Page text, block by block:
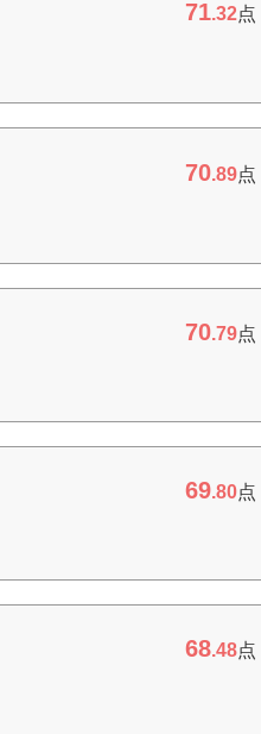
71.32点
70.89点
70.79点
69.80点
68.48点